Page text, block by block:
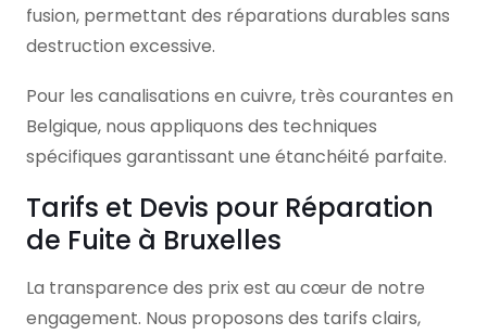
fusion, permettant des réparations durables sans
destruction excessive.
Pour les canalisations en cuivre, très courantes en
Belgique, nous appliquons des techniques
spécifiques garantissant une étanchéité parfaite.
Tarifs et Devis pour Réparation
de Fuite à Bruxelles
La transparence des prix est au cœur de notre
engagement. Nous proposons des tarifs clairs,